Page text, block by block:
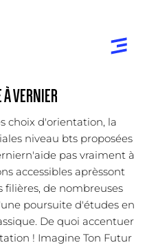
VERNIER
choix d'orientation, la
niveau bts proposées
pas vraiment à
accessibles aprèssont
filières, de nombreuses
poursuite d'études en
De quoi accentuer
! Imagine Ton Futur